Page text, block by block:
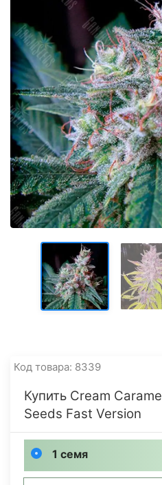
Код товара: 8339
Купить Cream
Seeds Fast Version
1 семя